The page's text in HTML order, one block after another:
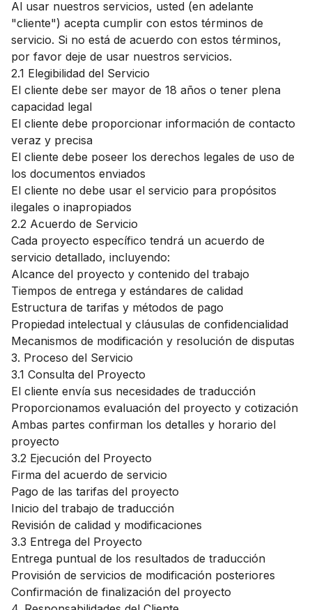
Al usar nuestros servicios, usted (en adelante
"cliente") acepta cumplir con estos términos de
servicio. Si no está de acuerdo con estos términos,
por favor deje de usar nuestros servicios.
2.1 Elegibilidad del Servicio
El cliente debe ser mayor de 18 años o tener plena
capacidad legal
El cliente debe proporcionar información de contacto
veraz y precisa
El cliente debe poseer los derechos legales de uso de
los documentos enviados
El cliente no debe usar el servicio para propósitos
ilegales o inapropiados
2.2 Acuerdo de Servicio
Cada proyecto específico tendrá un acuerdo de
servicio detallado, incluyendo:
Alcance del proyecto y contenido del trabajo
Tiempos de entrega y estándares de calidad
Estructura de tarifas y métodos de pago
Propiedad intelectual y cláusulas de confidencialidad
Mecanismos de modificación y resolución de disputas
3. Proceso del Servicio
3.1 Consulta del Proyecto
El cliente envía sus necesidades de traducción
Proporcionamos evaluación del proyecto y cotización
Ambas partes confirman los detalles y horario del
proyecto
3.2 Ejecución del Proyecto
Firma del acuerdo de servicio
Pago de las tarifas del proyecto
Inicio del trabajo de traducción
Revisión de calidad y modificaciones
3.3 Entrega del Proyecto
Entrega puntual de los resultados de traducción
Provisión de servicios de modificación posteriores
Confirmación de finalización del proyecto